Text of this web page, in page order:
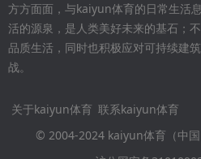
方方面面，与kaiyun体育的日常生活
活的源泉，是人类美好未来的基石；
品质生活，同时也积极应对可持续建
战。
Footer
menu
关于kaiyun体育 联系kaiyun体育
© 2004-2024 kaiyun体育（中